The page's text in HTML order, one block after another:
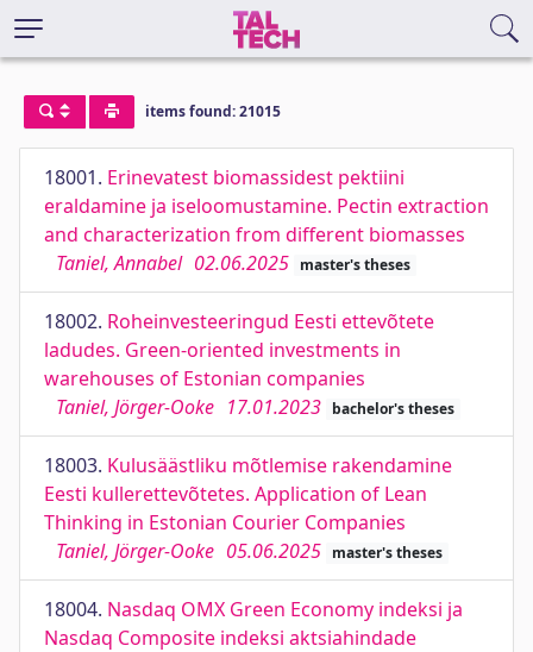
items found: 21015
18001. Erinevatest biomassidest pektiini
eraldamine ja iseloomustamine. Pectin extraction
and characterization from different biomasses
Taniel, Annabel 02.06.2025 master's theses
18002. Roheinvesteeringud Eesti ettevõtete
ladudes. Green-oriented investments in
warehouses of Estonian companies
Taniel, Jörger-Ooke 17.01.2023 bachelor's theses
18003. Kulusäästliku mõtlemise rakendamine
Eesti kullerettevõtetes. Application of Lean
Thinking in Estonian Courier Companies
Taniel, Jörger-Ooke 05.06.2025 master's theses
18004. Nasdaq OMX Green Economy indeksi ja
Nasdaq Composite indeksi aktsiahindade